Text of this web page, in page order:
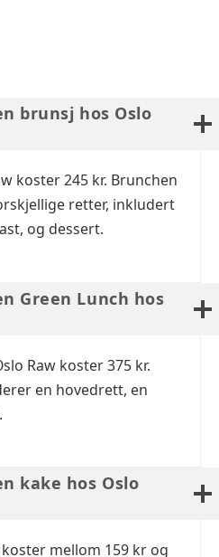
brunsj hos Oslo
koster 245 kr. Brunchen
retter, inkludert
og dessert.
Green Lunch hos
Raw koster 375 kr.
en hovedrett, en
kake hos Oslo
mellom 159 kr og